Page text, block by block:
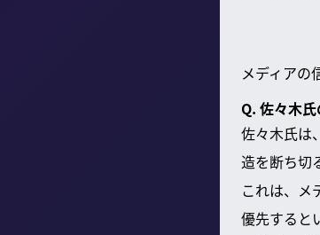
メディアの
Q. 佐々木
佐々木氏は
造を断ち切
これは、メ
優先すると